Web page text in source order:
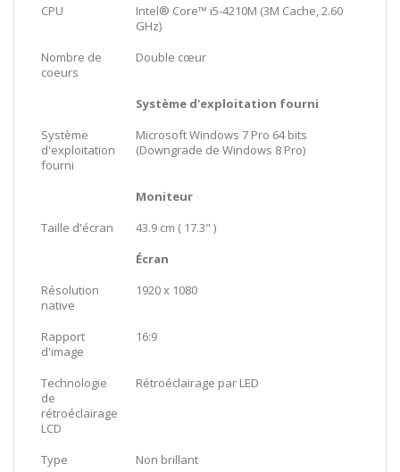
CPU
Intel® Core™ i5-4210M (3M Cache, 2.60
GHz)
Nombre de
coeurs
Double cœur
Système d'exploitation fourni
Système
d'exploitation
fourni
Microsoft Windows 7 Pro 64 bits
(Downgrade de Windows 8 Pro)
Moniteur
Taille d'écran
43.9 cm ( 17.3" )
Écran
Résolution
native
1920 x 1080
Rapport
d'image
16:9
Technologie
de
rétroéclairage
LCD
Rétroéclairage par LED
Type
Non brillant